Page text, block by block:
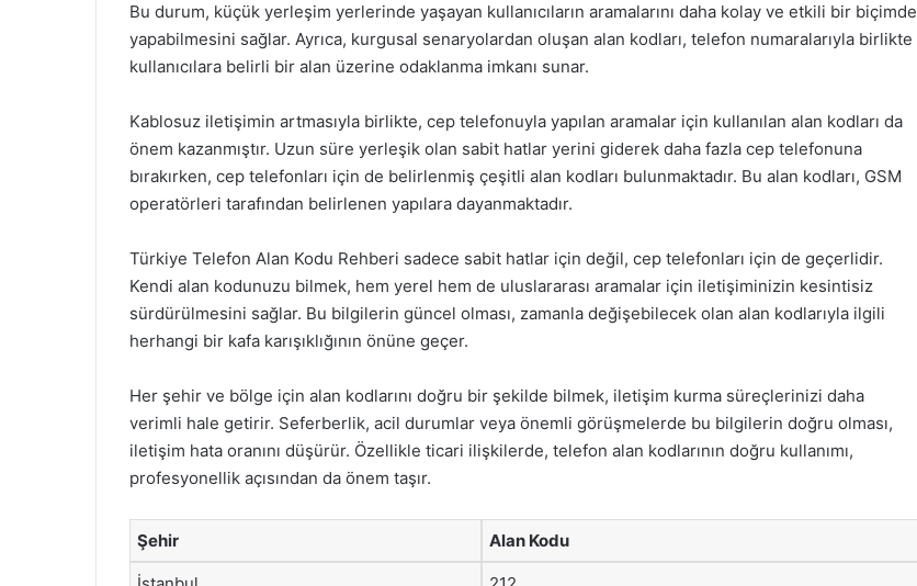
Bu durum, küçük yerleşim yerlerinde yaşayan kullanıcıların aramalarını daha kolay ve etkili bir biçimde
yapabilmesini sağlar. Ayrıca, kurgusal senaryolardan oluşan alan kodları, telefon numaralarıyla birlikte
kullanıcılara belirli bir alan üzerine odaklanma imkanı sunar.
Kablosuz iletişimin artmasıyla birlikte, cep telefonuyla yapılan aramalar için kullanılan alan kodları da
önem kazanmıştır. Uzun süre yerleşik olan sabit hatlar yerini giderek daha fazla cep telefonuna
bırakırken, cep telefonları için de belirlenmiş çeşitli alan kodları bulunmaktadır. Bu alan kodları, GSM
operatörleri tarafından belirlenen yapılara dayanmaktadır.
Türkiye Telefon Alan Kodu Rehberi sadece sabit hatlar için değil, cep telefonları için de geçerlidir.
Kendi alan kodunuzu bilmek, hem yerel hem de uluslararası aramalar için iletişiminizin kesintisiz
sürdürülmesini sağlar. Bu bilgilerin güncel olması, zamanla değişebilecek olan alan kodlarıyla ilgili
herhangi bir kafa karışıklığının önüne geçer.
Her şehir ve bölge için alan kodlarını doğru bir şekilde bilmek, iletişim kurma süreçlerinizi daha
verimli hale getirir. Seferberlik, acil durumlar veya önemli görüşmelerde bu bilgilerin doğru olması,
iletişim hata oranını düşürür. Özellikle ticari ilişkilerde, telefon alan kodlarının doğru kullanımı,
profesyonellik açısından da önem taşır.
Şehir Alan Kodu